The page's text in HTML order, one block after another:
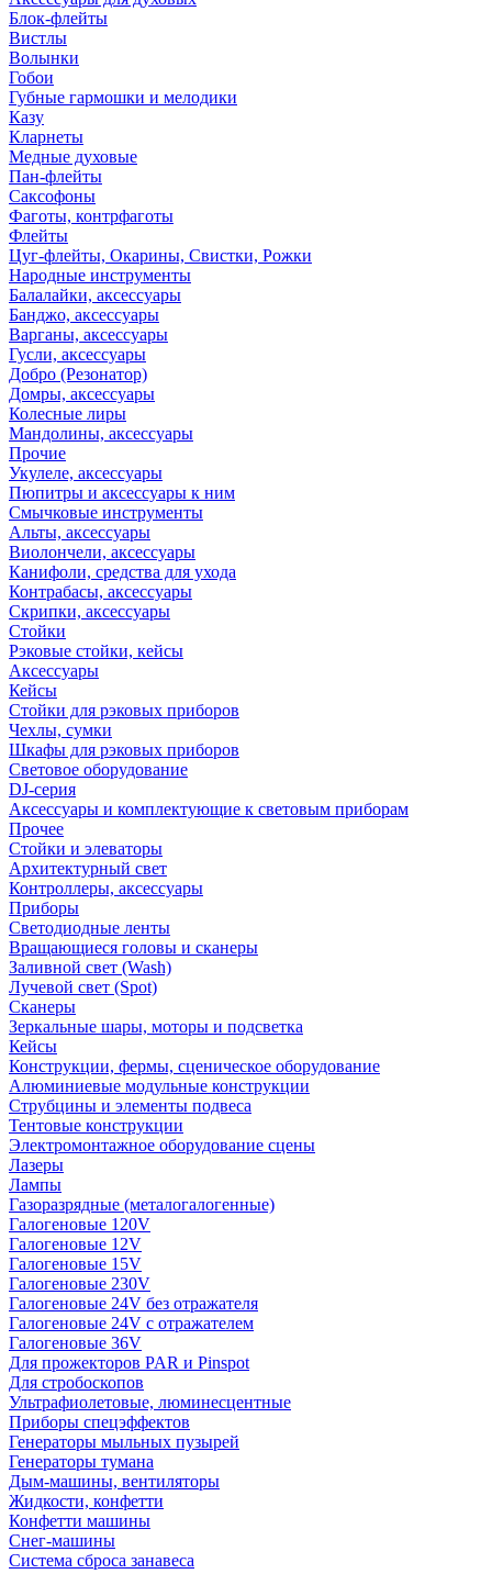
Блок-флейты
Вистлы
Волынки
Гобои
Губные гармошки и мелодики
Казу
Кларнеты
Медные духовые
Пан-флейты
Саксофоны
Фаготы, контрфаготы
Флейты
Цуг-флейты, Окарины, Свистки, Рожки
Народные инструменты
Балалайки, аксессуары
Банджо, аксессуары
Варганы, аксессуары
Гусли, аксессуары
Добро (Резонатор)
Домры, аксессуары
Колесные лиры
Мандолины, аксессуары
Прочие
Укулеле, аксессуары
Пюпитры и аксессуары к ним
Смычковые инструменты
Альты, аксессуары
Виолончели, аксессуары
Канифоли, средства для ухода
Контрабасы, аксессуары
Скрипки, аксессуары
Стойки
Рэковые стойки, кейсы
Аксессуары
Кейсы
Стойки для рэковых приборов
Чехлы, сумки
Шкафы для рэковых приборов
Световое оборудование
DJ-серия
Аксессуары и комплектующие к световым приборам
Прочее
Стойки и элеваторы
Архитектурный свет
Контроллеры, аксессуары
Приборы
Светодиодные ленты
Вращающиеся головы и сканеры
Заливной свет (Wash)
Лучевой свет (Spot)
Сканеры
Зеркальные шары, моторы и подсветка
Кейсы
Конструкции, фермы, сценическое оборудование
Алюминиевые модульные конструкции
Струбцины и элементы подвеса
Тентовые конструкции
Электромонтажное оборудование сцены
Лазеры
Лампы
Газоразрядные (металогалогенные)
Галогеновые 120V
Галогеновые 12V
Галогеновые 15V
Галогеновые 230V
Галогеновые 24V без отражателя
Галогеновые 24V с отражателем
Галогеновые 36V
Для прожекторов PAR и Pinspot
Для стробоскопов
Ультрафиолетовые, люминесцентные
Приборы спецэффектов
Генераторы мыльных пузырей
Генераторы тумана
Дым-машины, вентиляторы
Жидкости, конфетти
Конфетти машины
Снег-машины
Система сброса занавеса